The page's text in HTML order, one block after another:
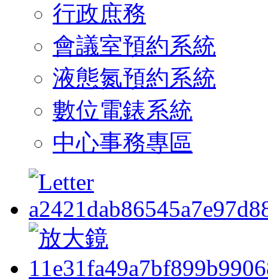
行政庶務
會議室預約系統
液態氮預約系統
數位電錶系統
中心事務專區